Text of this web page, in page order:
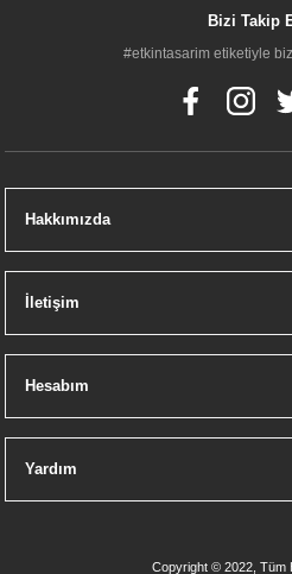
Bizi Takip
#etkintasarim etiketiyle
Hakkımızda
İletişim
Hesabım
Yardım
Copyright © 2022, Tüm